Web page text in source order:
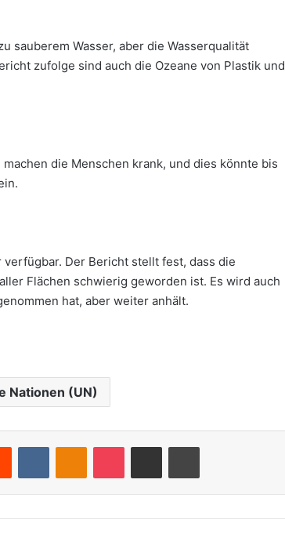
sauberem Wasser, aber die Wasserqualität
zufolge sind auch die Ozeane von Plastik und
die Menschen krank, und dies könnte bis
Der Bericht stellt fest, dass die
Flächen schwierig geworden ist. Es wird auch
hat, aber weiter anhält.
Nationen (UN)